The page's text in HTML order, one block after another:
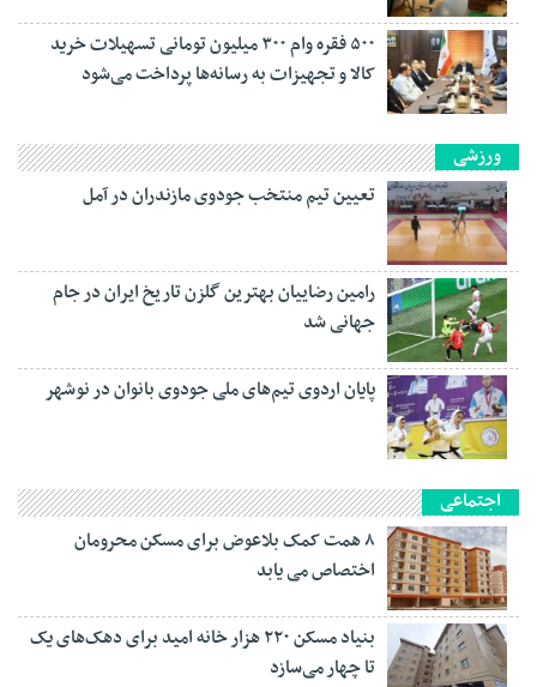
۵۰۰ فقره وام ۳۰۰ میلیون تومانی تسهیلات خرید
کالا و تجهیزات به رسانه‌ها پرداخت می‌شود
ورزشی
تعیین تیم منتخب جودوی مازندران در آمل
رامین رضاییان بهترین گلزن تاریخ ایران در جام
جهانی شد
پایان اردوی تیم‌های ملی جودوی بانوان در نوشهر
اجتماعی
۸ همت کمک بلاعوض برای مسکن محرومان
اختصاص می یابد
بنیاد مسکن ۲۲۰ هزار خانه امید برای دهک‌های یک
تا چهار می‌سازد